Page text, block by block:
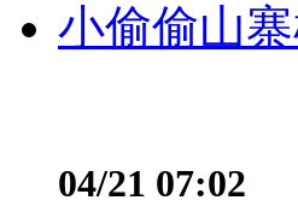
小偷偷山
04/21 07:02